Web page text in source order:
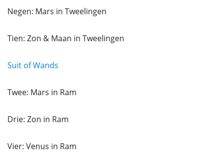
Negen: Mars in Tweelingen
Tien: Zon & Maan in Tweelingen
Suit of Wands
Twee: Mars in Ram
Drie: Zon in Ram
Vier: Venus in Ram